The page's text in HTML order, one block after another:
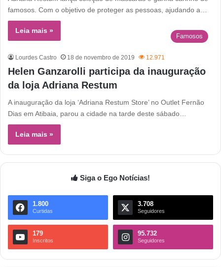
famosos. Com o objetivo de proteger as pessoas, ajudando a…
Leia mais »
Famosos
Lourdes Castro 18 de novembro de 2019 12.971
Helen Ganzarolli participa da inauguração
da loja Adriana Restum
A inauguração da loja ‘Adriana Restum Store’ no Outlet Fernão
Dias em Atibaia, parou a cidade na tarde deste sábado…
Leia mais »
Siga o Ego Notícias!
1.800
Curtidas
3.708
Seguidores
179
Inscritos
95.732
Seguidores